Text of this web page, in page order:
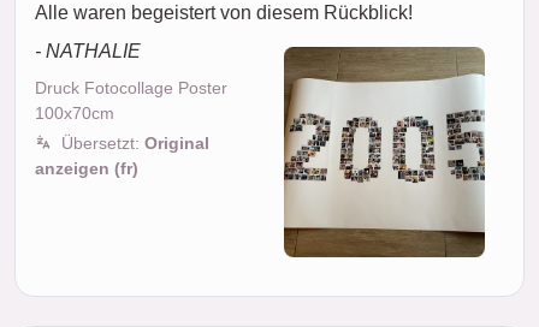
Alle waren begeistert von diesem Rückblick!
- NATHALIE
Druck Fotocollage Poster
100x70cm
Übersetzt: Original
anzeigen (fr)